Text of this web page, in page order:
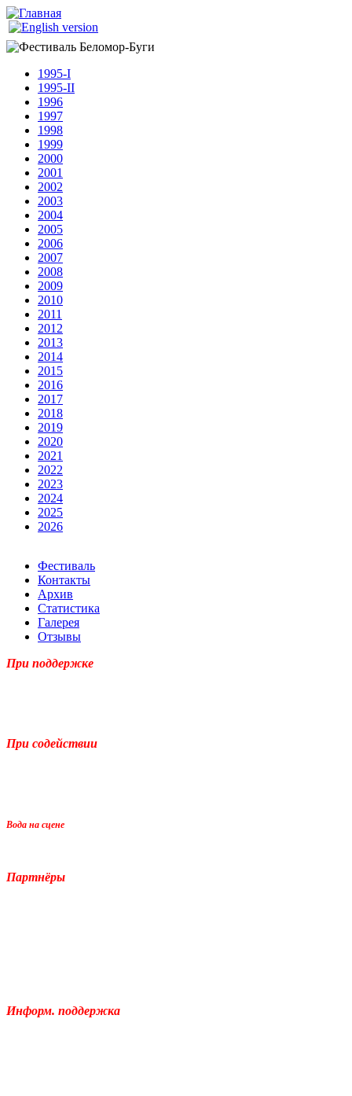
Перейти к основному содержанию
Беломор-
Буги
1995-I
1995-II
1996
1997
1998
1999
2000
2001
2002
2003
2004
2005
2006
2007
2008
2009
2010
2011
2012
2013
2014
2015
2016
2017
2018
2019
2020
2021
2022
2023
2024
2025
2026
Фестиваль
Контакты
Архив
Статистика
Галерея
Отзывы
При поддержке
При содействии
Вода на сцене
Партнёры
Информ. поддержка